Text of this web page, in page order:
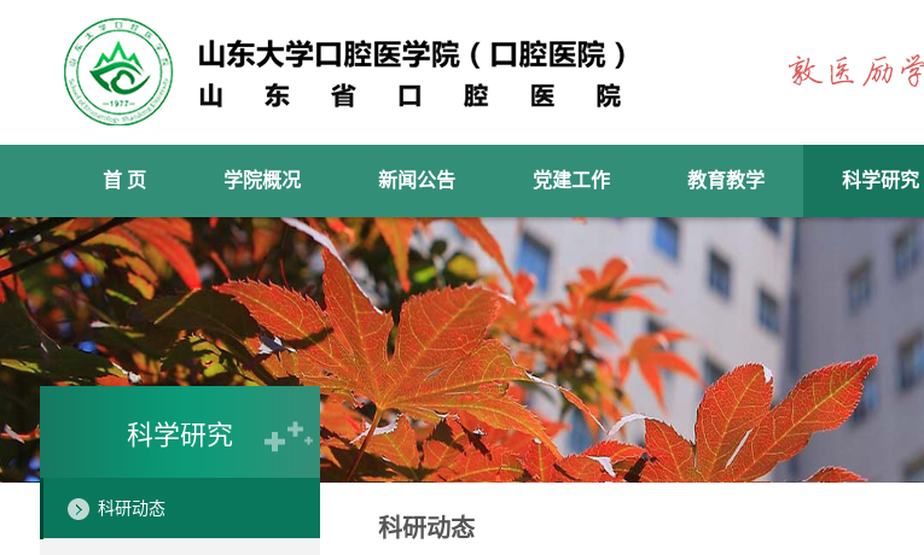
首 页 学院概况 新闻公告 党建工作 教育教学 科学研究
科学研究
科研动态
科研动态